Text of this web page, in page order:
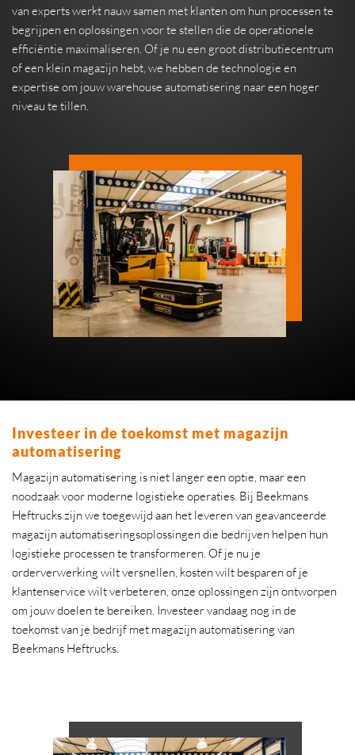
van experts werkt nauw samen met klanten om hun processen te
begrijpen en oplossingen voor te stellen die de operationele
efficiëntie maximaliseren. Of je nu een groot distributiecentrum
of een klein magazijn hebt, we hebben de technologie en
expertise om jouw warehouse automatisering naar een hoger
niveau te tillen.
Investeer in de toekomst met magazijn
automatisering
Magazijn automatisering is niet langer een optie, maar een
noodzaak voor moderne logistieke operaties. Bij Beekmans
Heftrucks zijn we toegewijd aan het leveren van geavanceerde
magazijn automatiseringsoplossingen die bedrijven helpen hun
logistieke processen te transformeren. Of je nu je
orderverwerking wilt versnellen, kosten wilt besparen of je
klantenservice wilt verbeteren, onze oplossingen zijn ontworpen
om jouw doelen te bereiken. Investeer vandaag nog in de
toekomst van je bedrijf met magazijn automatisering van
Beekmans Heftrucks.